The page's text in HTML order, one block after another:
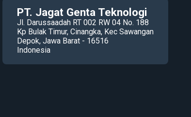
PT. Jagat Genta Teknologi
Jl. Darussaadah RT 002 RW 04 No. 188
Kp Bulak Timur, Cinangka, Kec Sawangan
Depok, Jawa Barat - 16516
Indonesia